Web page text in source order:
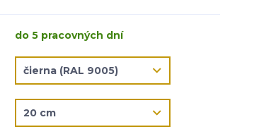
do 5 pracovných dní